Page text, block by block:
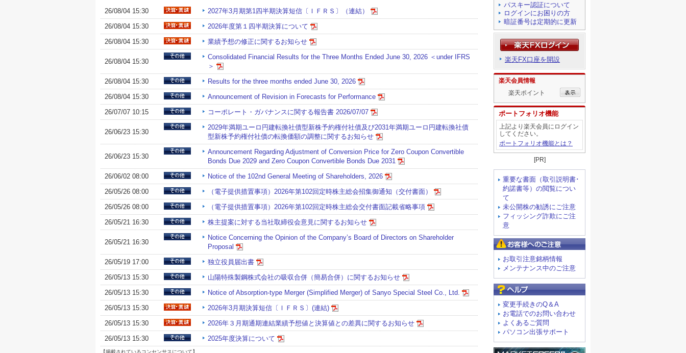
パスキー認証について
ログインにお困りの方
暗証番号は定期的に更新
楽天FX口座を開設
楽天会員情報
楽天ポイント
ポートフォリオ機能
上記より楽天会員にログイン
してください。
ポートフォリオ機能とは？
[PR]
重要な書面（取引説明書･
約諾書等）の閲覧につい
て
未公開株の勧誘にご注意
フィッシング詐欺にご注
意
お取引注意銘柄情報
メンテナンス中のご注意
変更手続きのQ＆A
お電話でのお問い合わせ
よくあるご質問
パソコン出張サポート